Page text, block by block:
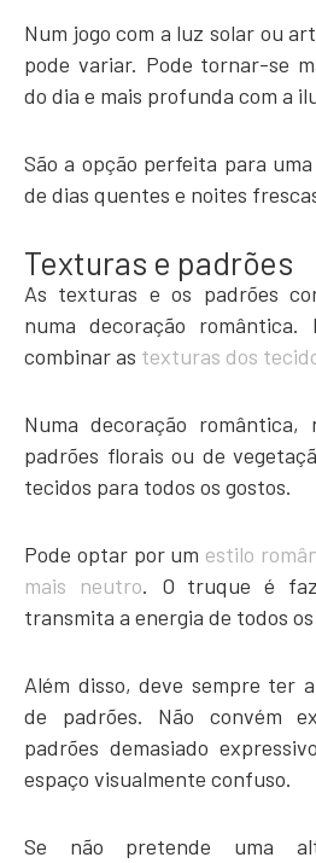
Num jogo com a luz solar ou
pode variar. Pode tornar-se
do dia e mais profunda com a
São a opção perfeita para
de dias quentes e noites
Texturas e padrões
As texturas e os padrões
numa decoração
combinar as texturas dos
Numa decoração
padrões florais ou de
tecidos para todos os gostos.
Pode optar por um estilo
mais neutro. O truque é
transmita a energia de todos
Além disso, deve sempre ter
de padrões. Não convém
padrões demasiado
espaço visualmente confuso.
Se não pretende uma